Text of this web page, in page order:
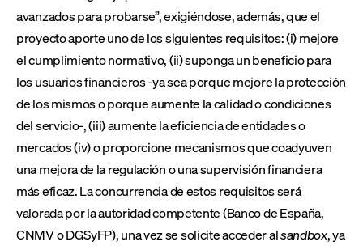
avanzados para probarse”, exigiéndose, además, que el
proyecto aporte uno de los siguientes requisitos: (i) mejore
el cumplimiento normativo, (ii) suponga un beneficio para
los usuarios financieros -ya sea porque mejore la protección
de los mismos o porque aumente la calidad o condiciones
del servicio-, (iii) aumente la eficiencia de entidades o
mercados (iv) o proporcione mecanismos que coadyuven
una mejora de la regulación o una supervisión financiera
más eficaz. La concurrencia de estos requisitos será
valorada por la autoridad competente (Banco de España,
CNMV o DGSyFP), una vez se solicite acceder alsandbox, ya